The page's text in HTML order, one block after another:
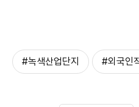
#녹색산업단지 #외국인